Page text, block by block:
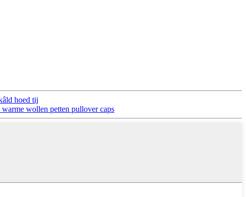
hoed tij
wollen petten pullover caps